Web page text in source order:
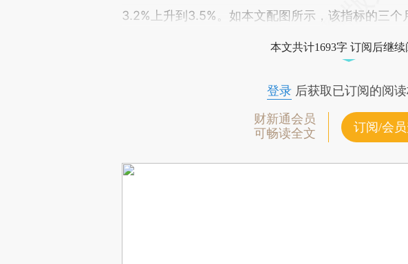
3.2%上升到3.5%。如本文配图所示，该指标的三个
本文共计1693字 订阅后继续
登录后获取已订阅的阅读
财新通会员
可畅读全文
订阅/会